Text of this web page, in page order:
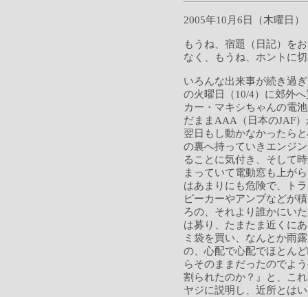
2005年10月6日（木曜日）
もうね、宿題（日記）を
なく、もうね、ホントに
いろんな出来事が続き過
の火曜日（10/4）に郊外
カー・マキシちゃんの電
だままAAA（日本のJAF
翌日もし動かなかったら
の裏へ持っていきエンジ
ることに気付き、そして
まっていて電動窓も上が
はあまりにも危険で、ト
ピーカーやアンプなどが
ろの、それより誰かにい
は募り、たまたま近くに
ミ袋を買い、なんとか雨
の、心配で心配でほとん
らそのままだったのでよ
割られたのか？』と、こ
ヤジに説明し、近所とは